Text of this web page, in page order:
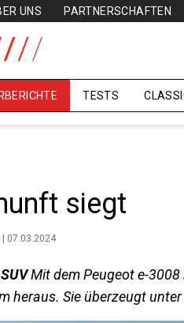
UNS PARTNERSCHAFTEN
TESTS
siegt
| 07.03.2024
Mit dem Peugeot e-
heraus. Sie überzeugt